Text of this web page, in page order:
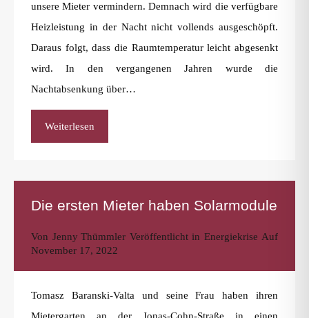
unsere Mieter vermindern. Demnach wird die verfügbare
Heizleistung in der Nacht nicht vollends ausgeschöpft.
Daraus folgt, dass die Raumtemperatur leicht abgesenkt
wird. In den vergangenen Jahren wurde die
Nachtabsenkung über…
Weiterlesen
Die ersten Mieter haben Solarmodule
Von Jenny ThümmlerVeröffentlicht inEnergiekrise Auf
November 17, 2022
Tomasz Baranski-Valta und seine Frau haben ihren